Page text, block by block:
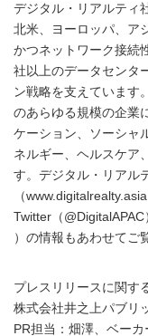
デジタル・リアルティ
北米、ヨーロッパ、ア
かつネットワーク接続
社以上のデータセンタ
ン戦略を支えています
のあらゆる規模の企業
ケーション、ソーシャ
ネルギー、ヘルスケア
す。デジタル・リアル
（
Twitter（@DigitalAPAC
）の情報もあわせてご
プレスリリースに関す
株式会社井之上パブリ
PR担当：畑澤、ベー